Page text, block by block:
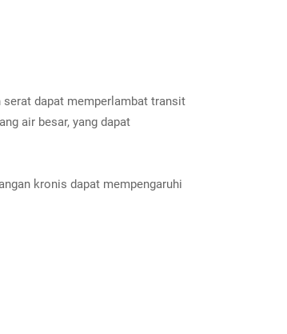
serat dapat memperlambat transit
air besar, yang dapat
kronis dapat mempengaruhi